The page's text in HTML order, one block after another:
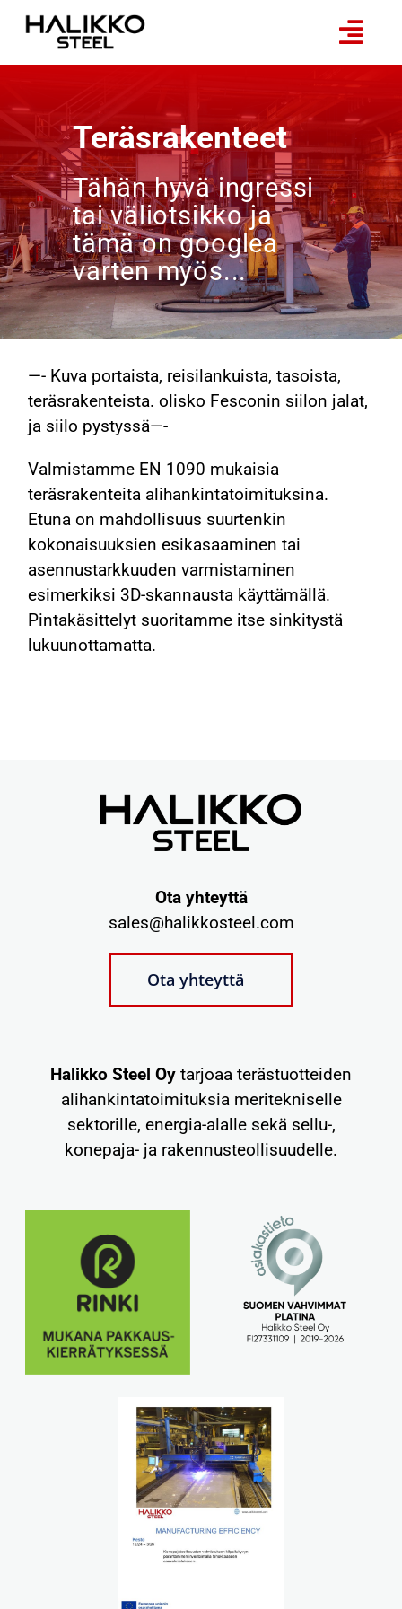
Skip
content
Tuotteet ja palvelut
Referenssit
Yritys
Yhteystiedot
Rekry
Teräsrakenteet
Tähän hyvä ingressi
tai väliotsikko ja
tämä on googlea
varten myös...
—- Kuva portaista, reisilankuista, tasoista,
teräsrakenteista. olisko Fesconin siilon jalat,
ja siilo pystyssä—-
Valmistamme EN 1090 mukaisia
teräsrakenteita alihankintatoimituksina.
Etuna on mahdollisuus suurtenkin
kokonaisuuksien esikasaaminen tai
asennustarkkuuden varmistaminen
esimerkiksi 3D-skannausta käyttämällä.
Pintakäsittelyt suoritamme itse sinkitystä
lukuunottamatta.
Ota yhteyttä
sales@halikkosteel.com
Ota yhteyttä
Halikko Steel Oy tarjoaa terästuotteiden
alihankintatoimituksia meritekniselle
sektorille, energia-alalle sekä sellu-,
konepaja- ja rakennusteollisuudelle.